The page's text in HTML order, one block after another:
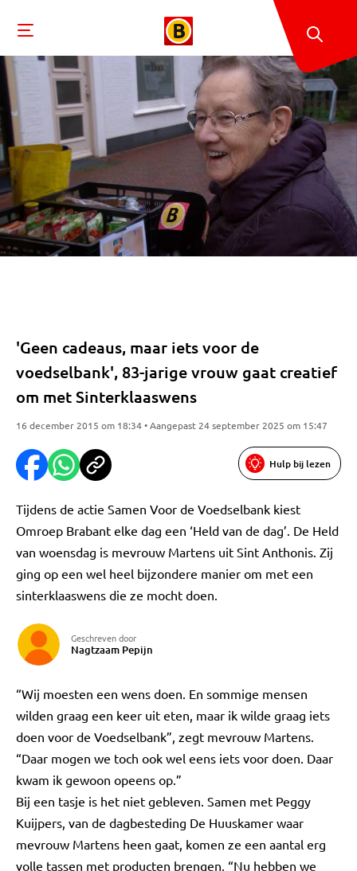
'Geen cadeaus, maar iets voor de
voedselbank', 83-jarige vrouw gaat creatief
om met Sinterklaaswens
16 december 2015 om 18:34 • Aangepast 24 september 2025 om 15:47
Hulp bij lezen
Tijdens de actie Samen Voor de Voedselbank kiest
Omroep Brabant elke dag een ‘Held van de dag’. De Held
van woensdag is mevrouw Martens uit Sint Anthonis. Zij
ging op een wel heel bijzondere manier om met een
sinterklaaswens die ze mocht doen.
Geschreven door
Nagtzaam Pepijn
“Wij moesten een wens doen. En sommige mensen
wilden graag een keer uit eten, maar ik wilde graag iets
doen voor de Voedselbank”, zegt mevrouw Martens.
“Daar mogen we toch ook wel eens iets voor doen. Daar
kwam ik gewoon opeens op.”
Bij een tasje is het niet gebleven. Samen met Peggy
Kuijpers, van de dagbesteding De Huuskamer waar
mevrouw Martens heen gaat, komen ze een aantal erg
volle tassen met producten brengen. “Nu hebben we